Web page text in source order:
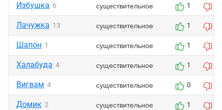
Избушка 6 существительное 1
Лачужка 13 существительное 1
Шапон 1 существительное 1
Халабуда 4 существительное 1
Вигвам 4 существительное 0
Домик 2 существительное 1